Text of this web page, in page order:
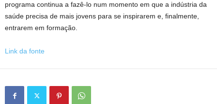
programa continua a fazê-lo num momento em que a indústria da
saúde precisa de mais jovens para se inspirarem e, finalmente,
entrarem em formação.
Link da fonte